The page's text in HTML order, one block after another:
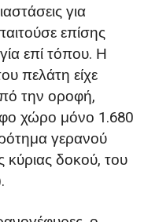
για
επίσης
επί τόπου. Η
πελάτη είχε
την οροφή,
χώρο μόνο 1.680
γερανού
κύριας δοκού, του